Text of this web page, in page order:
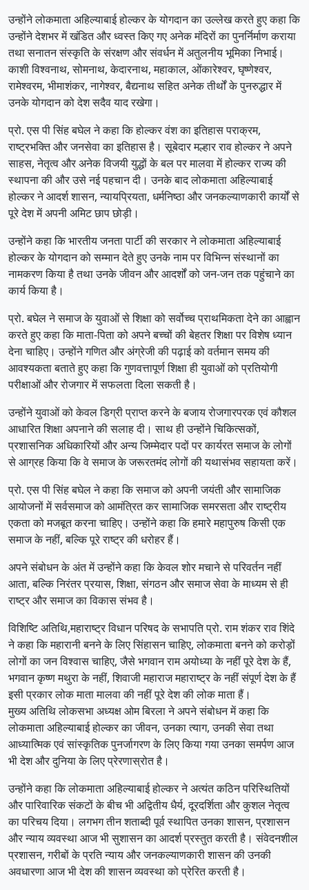
उन्होंने लोकमाता अहिल्याबाई होल्कर के योगदान का उल्लेख करते हुए कहा कि
उन्होंने देशभर में खंडित और ध्वस्त किए गए अनेक मंदिरों का पुनर्निर्माण कराया
तथा सनातन संस्कृति के संरक्षण और संवर्धन में अतुलनीय भूमिका निभाई।
काशी विश्वनाथ, सोमनाथ, केदारनाथ, महाकाल, ओंकारेश्वर, घृष्णेश्वर,
रामेश्वरम, भीमाशंकर, नागेश्वर, बैद्यनाथ सहित अनेक तीर्थों के पुनरुद्धार में
उनके योगदान को देश सदैव याद रखेगा।
प्रो. एस पी सिंह बघेल ने कहा कि होल्कर वंश का इतिहास पराक्रम,
राष्ट्रभक्ति और जनसेवा का इतिहास है। सूबेदार मल्हार राव होल्कर ने अपने
साहस, नेतृत्व और अनेक विजयी युद्धों के बल पर मालवा में होल्कर राज्य की
स्थापना की और उसे नई पहचान दी। उनके बाद लोकमाता अहिल्याबाई
होल्कर ने आदर्श शासन, न्यायप्रियता, धर्मनिष्ठा और जनकल्याणकारी कार्यों से
पूरे देश में अपनी अमिट छाप छोड़ी।
उन्होंने कहा कि भारतीय जनता पार्टी की सरकार ने लोकमाता अहिल्याबाई
होल्कर के योगदान को सम्मान देते हुए उनके नाम पर विभिन्न संस्थानों का
नामकरण किया है तथा उनके जीवन और आदर्शों को जन-जन तक पहुंचाने का
कार्य किया है।
प्रो. बघेल ने समाज के युवाओं से शिक्षा को सर्वोच्च प्राथमिकता देने का आह्वान
करते हुए कहा कि माता-पिता को अपने बच्चों की बेहतर शिक्षा पर विशेष ध्यान
देना चाहिए। उन्होंने गणित और अंग्रेजी की पढ़ाई को वर्तमान समय की
आवश्यकता बताते हुए कहा कि गुणवत्तापूर्ण शिक्षा ही युवाओं को प्रतियोगी
परीक्षाओं और रोजगार में सफलता दिला सकती है।
उन्होंने युवाओं को केवल डिग्री प्राप्त करने के बजाय रोजगारपरक एवं कौशल
आधारित शिक्षा अपनाने की सलाह दी। साथ ही उन्होंने चिकित्सकों,
प्रशासनिक अधिकारियों और अन्य जिम्मेदार पदों पर कार्यरत समाज के लोगों
से आग्रह किया कि वे समाज के जरूरतमंद लोगों की यथासंभव सहायता करें।
प्रो. एस पी सिंह बघेल ने कहा कि समाज को अपनी जयंती और सामाजिक
आयोजनों में सर्वसमाज को आमंत्रित कर सामाजिक समरसता और राष्ट्रीय
एकता को मजबूत करना चाहिए। उन्होंने कहा कि हमारे महापुरुष किसी एक
समाज के नहीं, बल्कि पूरे राष्ट्र की धरोहर हैं।
अपने संबोधन के अंत में उन्होंने कहा कि केवल शोर मचाने से परिवर्तन नहीं
आता, बल्कि निरंतर प्रयास, शिक्षा, संगठन और समाज सेवा के माध्यम से ही
राष्ट्र और समाज का विकास संभव है।
विशिष्टि अतिथि,महाराष्ट्र विधान परिषद के सभापति प्रो. राम शंकर राव शिंदे
ने कहा कि महारानी बनने के लिए सिंहासन चाहिए, लोकमाता बनने को करोड़ों
लोगों का जन विश्वास चाहिए, जैसे भगवान राम अयोध्या के नहीं पूरे देश के हैं,
भगवान कृष्ण मथुरा के नहीं, शिवाजी महाराज महाराष्ट्र के नहीं संपूर्ण देश के हैं
इसी प्रकार लोक माता मालवा की नहीं पूरे देश की लोक माता हैं।
मुख्य अतिथि लोकसभा अध्यक्ष ओम बिरला ने अपने संबोधन में कहा कि
लोकमाता अहिल्याबाई होल्कर का जीवन, उनका त्याग, उनकी सेवा तथा
आध्यात्मिक एवं सांस्कृतिक पुनर्जागरण के लिए किया गया उनका समर्पण आज
भी देश और दुनिया के लिए प्रेरणास्रोत है।
उन्होंने कहा कि लोकमाता अहिल्याबाई होल्कर ने अत्यंत कठिन परिस्थितियों
और पारिवारिक संकटों के बीच भी अद्वितीय धैर्य, दूरदर्शिता और कुशल नेतृत्व
का परिचय दिया। लगभग तीन शताब्दी पूर्व स्थापित उनका शासन, प्रशासन
और न्याय व्यवस्था आज भी सुशासन का आदर्श प्रस्तुत करती है। संवेदनशील
प्रशासन, गरीबों के प्रति न्याय और जनकल्याणकारी शासन की उनकी
अवधारणा आज भी देश की शासन व्यवस्था को प्रेरित करती है।